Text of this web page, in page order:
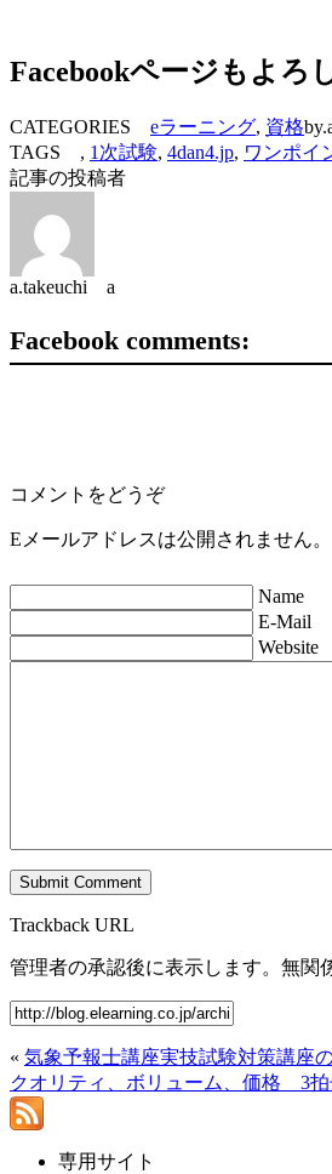
Facebookページもよろ
CATEGORIES eラーニング, 資格
TAGS , 1次試験, 4dan4.jp, ワンポイ
記事の投稿者
a.takeuchi a
Facebook comments:
コメントをどうぞ
Eメールアドレスは公開されません。
Name
E-Mail
Website
Trackback URL
管理者の承認後に表示します。無関
« 気象予報士講座実技試験対策講座
クオリティ、ボリューム、価格 3拍
専用サイト